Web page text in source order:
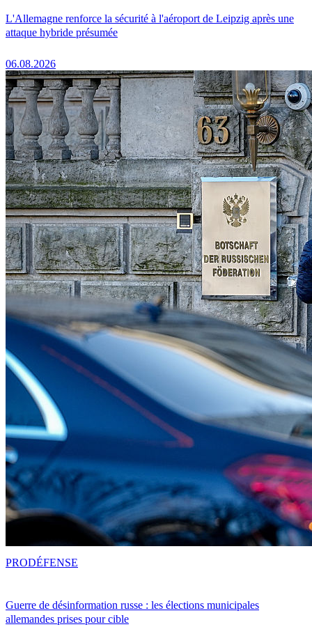
L'Allemagne renforce la sécurité à l'aéroport de Leipzig après une
attaque hybride présumée
06.08.2026
Guerre de désinformation russe : les élections municipales
allemandes prises pour cible
PRODÉFENSE